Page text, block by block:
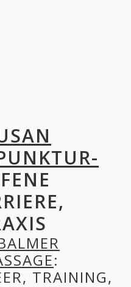
:
TRAINING,